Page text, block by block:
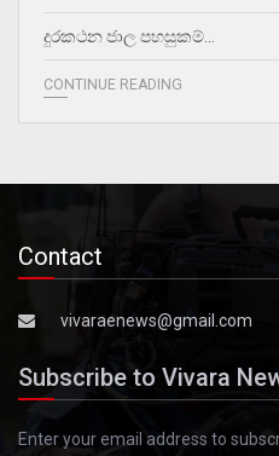
දුරකථන ජාල පහසුකම්…
CONTINUE READING
Contact
vivaraenews@gmail.com
Subscribe to Vivara
Enter your email address to